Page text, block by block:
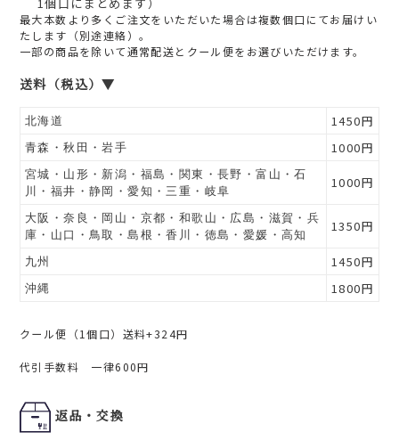
最大本数より多くご注文をいただいた場合は複数個口にてお届けい
たします（別途連絡）。
一部の商品を除いて通常配送とクール便をお選びいただけます。
送料（税込）▼
北海道 1450円
青森・秋田・岩手 1000円
宮城・山形・新潟・福島・関東・長野・富山・石
川・福井・静岡・愛知・三重・岐阜
1000円
大阪・奈良・岡山・京都・和歌山・広島・滋賀・兵
庫・山口・鳥取・島根・香川・徳島・愛媛・高知
1350円
九州 1450円
沖縄 1800円
クール便（1個口）送料+324円
代引手数料 一律600円
返品・交換